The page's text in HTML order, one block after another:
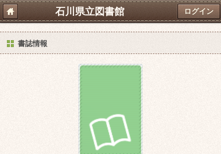
石川県立図書館 ログイン
書誌情報